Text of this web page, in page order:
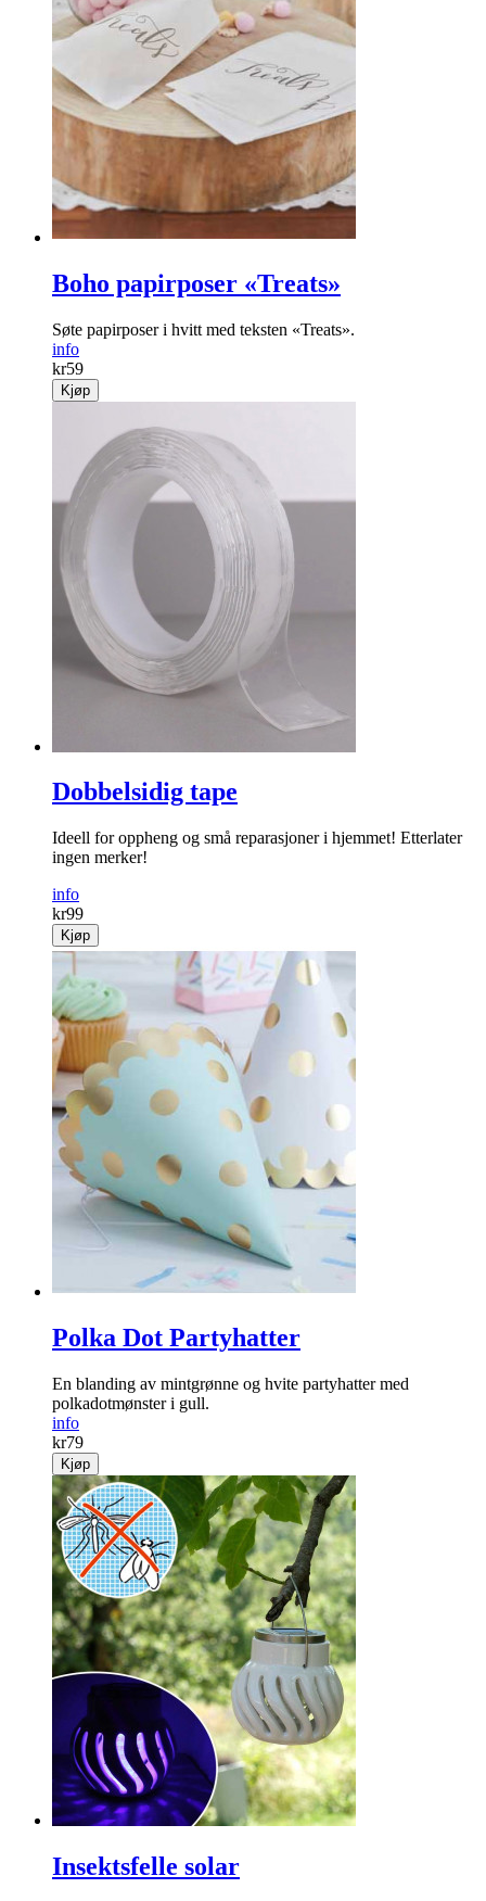
Boho papirposer «Treats»
Søte papirposer i hvitt med teksten «Treats».
info
kr59
Kjøp
Dobbelsidig tape
Ideell for oppheng og små reparasjoner i hjemmet! Etterlater
ingen merker!
info
kr99
Kjøp
Polka Dot Partyhatter
En blanding av mintgrønne og hvite partyhatter med
polkadotmønster i gull.
info
kr79
Kjøp
Insektsfelle solar